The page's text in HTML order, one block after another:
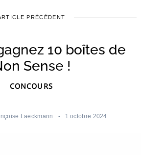
PRÉCÉDENT
10 boîtes de
Sense !
CONCOURS
Laeckmann 1 octobre 2024